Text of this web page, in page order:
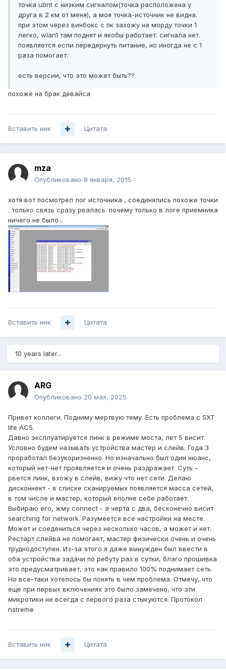
точка ubnt с низким сигналом(точка расположена у
друга в 2 км от меня), а моя точка-источник не видна.
при этом через винбокс с пк захожу на морду точки 1
легко, wlan1 там поднят и якобы работает. сигнала нет.
появляется если передернуть питание, но иногда не с 1
раза помогает.
есть версии, что это может быть??
похоже на брак девайса
Вставить ник Цитата
mza
Опубликовано 9 января, 2015
хотя вот посмотрел лог источника , соединялись похоже точки
. только связь сразу рвалась. почему только в логе приемника
ничего не было...
Вставить ник Цитата
10 years later...
ARG
Опубликовано 20 мая, 2025
Привет коллеги. Подниму мертвую тему. Есть проблема с SXT
lite AC5.
Давно эксплуатируется линк в режиме моста, лет 5 висит.
Условно будем называть устройства мастер и слейв. Года 3
проработал безукоризненно. Но изначально был один нюанс,
который нет-нет проявляется и очень раздражает. Суть -
рвется линк, вхожу в слейв, вижу что нет сети. Делаю
дисконнект - в списке сканируемых появляется масса сетей,
в том числе и мастер, который вполне себе работает.
Выбираю его, жму connect - а черта с два, бесконечно висит
searching for network. Разумеется все настройки на месте.
Может и соедениться через несколько часов, а может и нет.
Рестарт слейва не помогает, мастер физически очень и очень
труднодоступен. Из-за этого я даже вынужден был ввести в
оба устройства задачи по ребуту раз в сутки, благо прошивка
это предусматривает, это как правило 100% поднимает сеть.
Но все-таки хотелось бы понять в чем проблема. Отмечу, что
еще при первых включениях это было замечено, что эти
микротики не всегда с первого раза стыкуются. Протокол
nstreme
Вставить ник Цитата